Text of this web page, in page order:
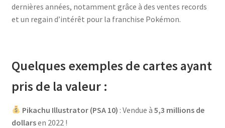
dernières années, notamment grâce à des ventes records
et un regain d’intérêt pour la franchise Pokémon.
Quelques exemples de cartes ayant
pris de la valeur :
Pikachu Illustrator (PSA 10) : Vendue à 5,3 millions de
dollarsen 2022 !